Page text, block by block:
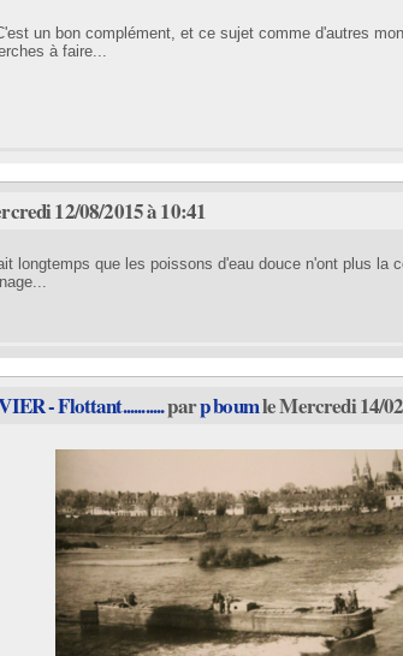
un bon complément, et ce sujet comme d'autres
à faire...
12/08/2015 à 10:41
longtemps que les poissons d'eau douce n'ont plus la
- Flottant...........parp boumle Mercredi 14/